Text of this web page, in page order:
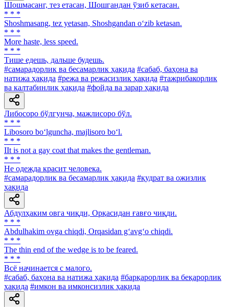
Шошмасанг, тез етасан, Шошгандан ўзиб кетасан.
* * *
Shoshmasang, tez yetasan, Shoshgandan o‘zib ketasan.
* * *
More haste, less speed.
* * *
Тише едешь, дальше будешь.
#самарадорлик ва бесамарлик ҳақида #сабаб, баҳона ва
натижа ҳақида #режа ва режасизлик ҳақида #тажрибакорлик
ва калтабинлик ҳақида #фойда ва зарар ҳақида
Либосоро бўлгунча, мажлисоро бўл.
* * *
Libosoro bo‘lguncha, majlisoro bo‘l.
* * *
IIt is not a gay coat that makes the gentleman.
* * *
He одежда красит человека.
#самарадорлик ва бесамарлик ҳақида #қудрат ва ожизлик
ҳақида
Абдулҳаким овга чиқди, Орқасидан ғавғо чиқди.
* * *
Abdulhakim ovga chiqdi, Orqasidan g‘avg‘o chiqdi.
* * *
The thin end of the wedge is to be feared.
* * *
Всё начинается с малого.
#сабаб, баҳона ва натижа ҳақида #барқарорлик ва беқарорлик
ҳақида #имкон ва имконсизлик ҳақида